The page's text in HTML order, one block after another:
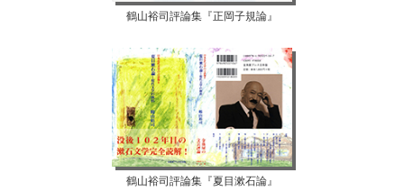
鶴山裕司評論集『正岡子規論』
鶴山裕司評論集『夏目漱石論』